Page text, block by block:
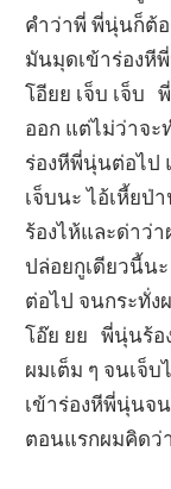
คำว่าพี่ พี่นุ่นก็ต้อ
มันมุดเข้าร่องหี
โอียย เจ็บ เจ็บ
ออก แต่ไม่ว่าจะ
ร่องหีพี่นุ่นต่อไป
เจ็บนะ ไอ้เหี้ยป่
ร้องไห้และด่าว่า
ปล่อยกูเดียวนี้น
ต่อไป จนกระทั่ง
โอ๊ย ยย พี่นุ่นร้อ
ผมเต็ม ๆ จนเจ็
เข้าร่องหีพี่นุ่นจ
ตอนแรกผมคิดว่